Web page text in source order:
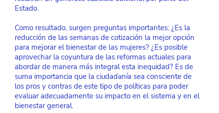
Estado.
Como resultado, surgen preguntas importantes: ¿Es la
reducción de las semanas de cotización la mejor opción
para mejorar el bienestar de las mujeres? ¿Es posible
aprovechar la coyuntura de las reformas actuales para
abordar de manera más integral esta inequidad? Es de
suma importancia que la ciudadanía sea consciente de
los pros y contras de este tipo de políticas para poder
evaluar adecuadamente su impacto en el sistema y en el
bienestar general.